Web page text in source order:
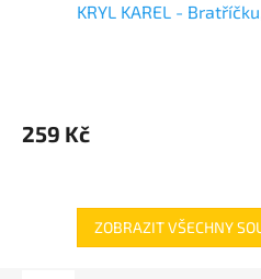
KRYL KAREL -
259 Kč
ZOBRAZIT VŠECHNY